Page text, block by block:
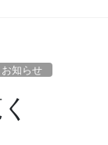
お知らせ